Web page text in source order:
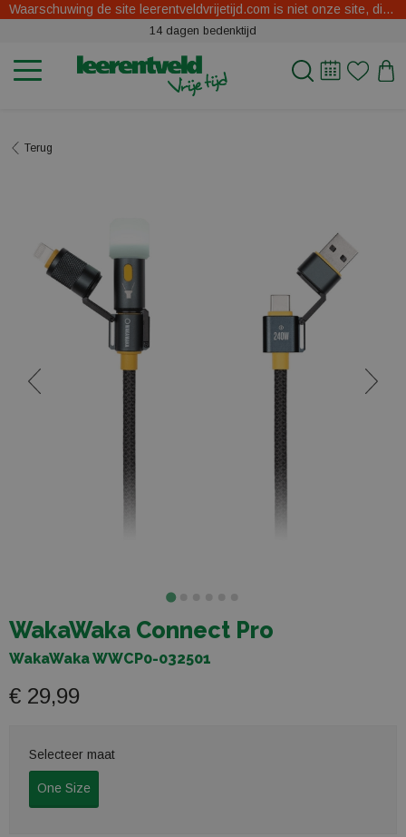
Waarschuwing de site leerentveldvrijetijd.com is niet onze site, dit zijn oplichters.
14 dagen bedenktijd
Terug
WakaWaka Connect Pro
WakaWaka WWCP0-032501
€ 29,99
Selecteer maat
One Size